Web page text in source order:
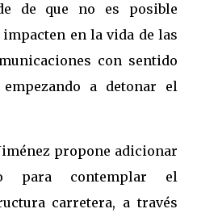
de que no es posible
en la vida de las
con sentido
a detonar el
propone adicionar
para contemplar el
carretera, a través